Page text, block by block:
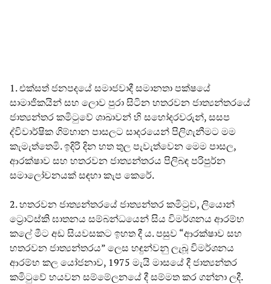
1. එක්සත් ජනපදයේ සමාජවාදී සමානතා පක්ෂයේ
සාමාජිකයින් සහ ලොව පුරා සිටින හතරවන ජාත්‍යන්තරයේ
ජාත්‍යන්තර කමිටුවේ ශාඛාවන් හි සහෝදරවරුන්, සසප
ද්විවාර්ෂික ගිම්හාන පාසලට සාදරයෙන් පිලිගැනීමට මම
කැමැත්තෙමි. ඉදිරි දින හත තුල පැවැත්වෙන මෙම පාසල,
ආරක්ෂාව සහ හතරවන ජාත්‍යන්තරය පිලිබඳ පරිපුර්න
සමාලෝචනයක් සඳහා කැප කෙරේ.
2. හතරවන ජාත්‍යන්තරයේ ජාත්‍යන්තර කමිටුව, ලියොන්
ට්‍රොට්ස්කි ඝාතනය සම්බන්ධයෙන් සිය විමර්ශනය ආරම්භ
කලේ මීට අඩ සියවසකට ඉහත දී ය. පසුව “ආරක්ෂාව සහ
හතරවන ජාත්‍යන්තරය” ලෙස හඳුන්වනු ලැබූ විමර්ශනය
ආරම්භ කල යෝජනාව, 1975 මැයි මාසයේ දී ජාත්‍යන්තර
කමිටුවේ හයවන සම්මේලනයේ දී සම්මත කර ගන්නා ලදී.